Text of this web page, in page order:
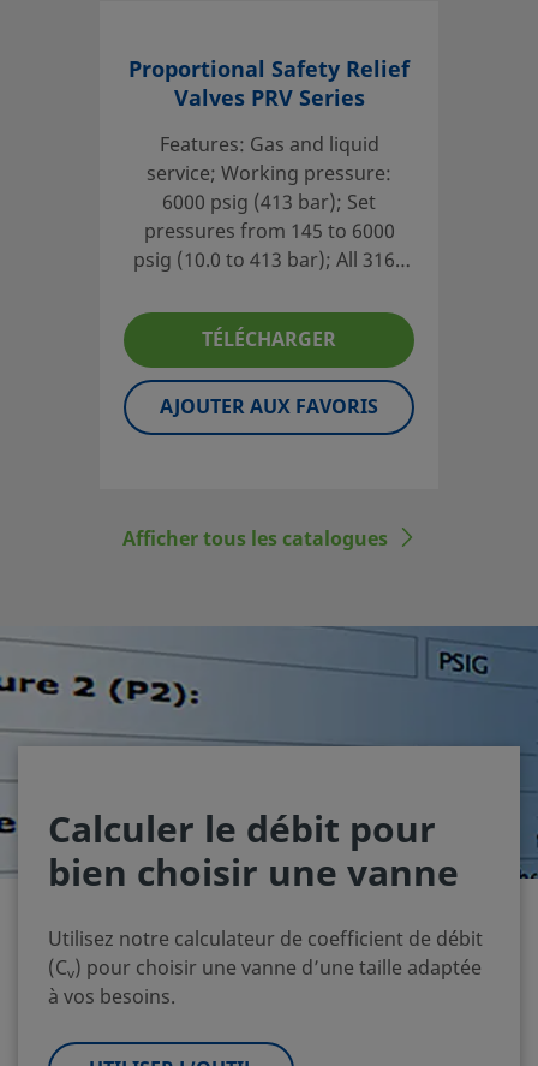
Proportional Safety Relief
Valves PRV Series
Features: Gas and liquid
service; Working pressure:
6000 psig (413 bar); Set
pressures from 145 to 6000
psig (10.0 to 413 bar); All 316L
through 1 in. NPT and ISO/BSP
parallel thread end
connections; Certified to PED
97/23/EC Category IV
TÉLÉCHARGER
AJOUTER AUX FAVORIS
Afficher tous les catalogues
Calculer le débit pour
bien choisir une vanne
Utilisez notre calculateur de coefficient de débit
(Cv) pour choisir une vanne d’une taille adaptée
à vos besoins.